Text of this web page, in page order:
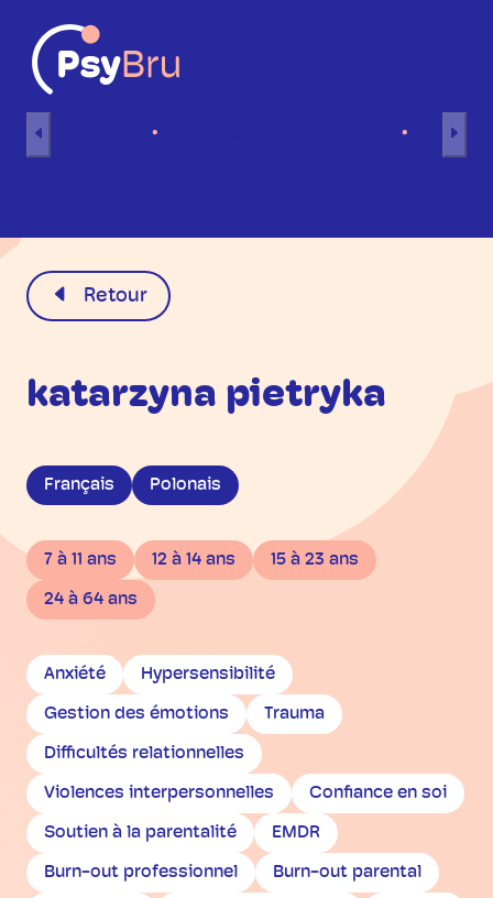
Retour
katarzyna pietryka
Français Polonais
7 à 11 ans 12 à 14 ans 15 à 23 ans
24 à 64 ans
Anxiété Hypersensibilité
Gestion des émotions Trauma
Difficultés relationnelles
Violences interpersonnelles Confiance en soi
Soutien à la parentalité EMDR
Burn-out professionnel Burn-out parental